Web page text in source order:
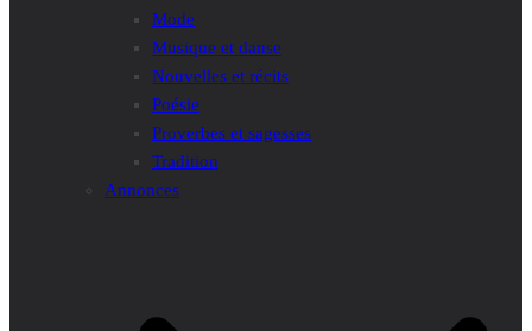
Mode
Musique et danse
Nouvelles et récits
Poésie
Proverbes et sagesses
Tradition
Annonces